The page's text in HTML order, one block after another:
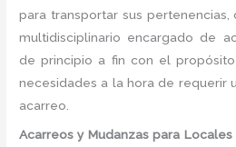
para transportar sus
multidisciplinario encargado de
de principio a fin con el
necesidades a la hora de requerir
acarreo.
Acarreos y Mudanzas para